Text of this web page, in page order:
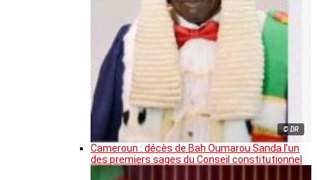
© DR
Cameroun : décès de Bah Oumarou Sanda l’un
des premiers sages du Conseil constitutionnel